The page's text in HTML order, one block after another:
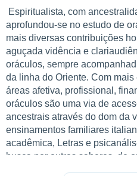
Espiritualista, com
aprofundou-se no estudo de
mais diversas contribuições
aguçada vidência e
oráculos, sempre
da linha do Oriente. Com
áreas afetiva, profissional,
oráculos são uma via de
ancestrais através do dom da
ensinamentos familiares
acadêmica, Letras e
busca por outros saberes, de